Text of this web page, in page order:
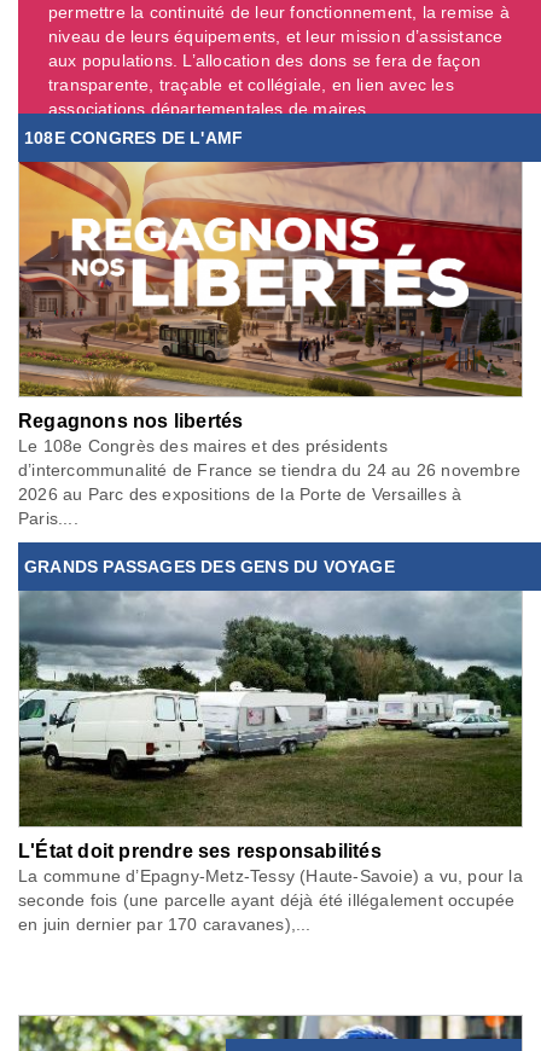
permettre la continuité de leur fonctionnement, la remise à
niveau de leurs équipements, et leur mission d’assistance
aux populations. L’allocation des dons se fera de façon
transparente, traçable et collégiale, en lien avec les
associations départementales de maires. ...
108E CONGRES DE L'AMF
Regagnons nos libertés
Le 108e Congrès des maires et des présidents
d’intercommunalité de France se tiendra du 24 au 26 novembre
2026 au Parc des expositions de la Porte de Versailles à
Paris....
GRANDS PASSAGES DES GENS DU VOYAGE
L'État doit prendre ses responsabilités
La commune d’Epagny-Metz-Tessy (Haute-Savoie) a vu, pour la
seconde fois (une parcelle ayant déjà été illégalement occupée
en juin dernier par 170 caravanes),...